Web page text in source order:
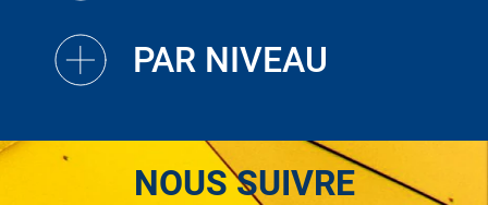
PAR NIVEAU
NOUS SUIVRE